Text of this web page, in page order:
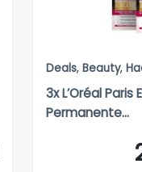
Deals, Beauty,
3x L’Oréal Paris
Permanente...